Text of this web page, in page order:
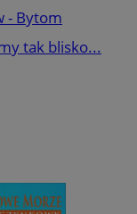
- Bytom
tak blisko...